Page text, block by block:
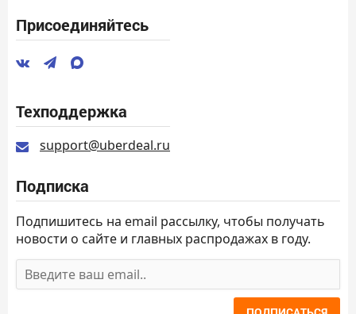
Присоединяйтесь
Техподдержка
support@uberdeal.ru
Подписка
Подпишитесь на email рассылку, чтобы получать
новости о сайте и главных распродажах в году.